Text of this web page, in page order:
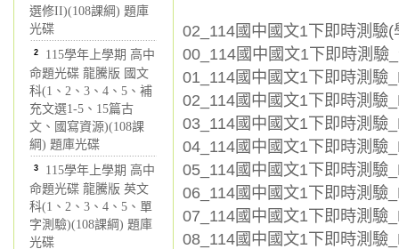
選修II)(108課綱) 題庫
光碟
2 115學年上學期 高中
命題光碟 龍騰版 國文
科(1、2、3、4、5、補
充文選1-5、15篇古
文、國寫資源)(108課
綱) 題庫光碟
3 115學年上學期 高中
命題光碟 龍騰版 英文
科(1、2、3、4、5、單
字測驗)(108課綱) 題庫
光碟
02_114國中國文1下即時測驗(
00_114國中國文1下即時測驗
01_114國中國文1下即時測驗
02_114國中國文1下即時測驗
03_114國中國文1下即時測驗
04_114國中國文1下即時測驗
05_114國中國文1下即時測驗
06_114國中國文1下即時測驗
07_114國中國文1下即時測驗
08_114國中國文1下即時測驗